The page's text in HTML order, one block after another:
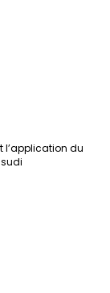
l’application du